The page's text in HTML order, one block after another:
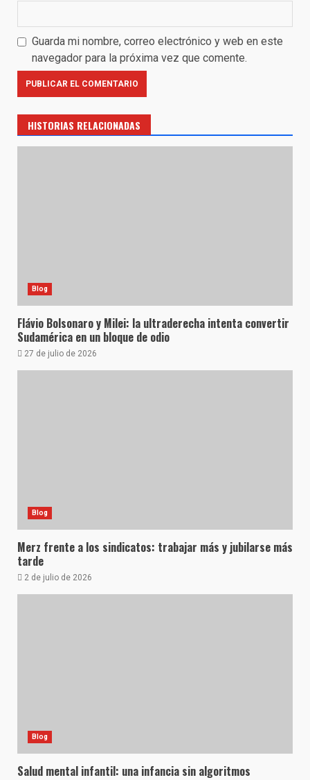
Guarda mi nombre, correo electrónico y web en este
navegador para la próxima vez que comente.
HISTORIAS RELACIONADAS
Blog
Flávio Bolsonaro y Milei: la ultraderecha intenta convertir
Sudamérica en un bloque de odio
27 de julio de 2026
Blog
Merz frente a los sindicatos: trabajar más y jubilarse más
tarde
2 de julio de 2026
Blog
Salud mental infantil: una infancia sin algoritmos